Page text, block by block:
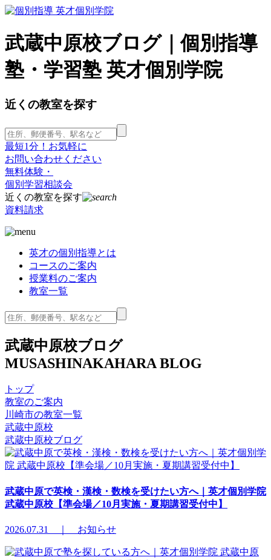
武蔵中原校ブログ｜個別指導
塾・学習塾 英才個別学院
近くの教室を探す
最短1分！お気軽に
お問い合わせください
無料体験・
個別学習相談会
近くの教室を探す
資料請求
英才の個別指導とは
コースのご案内
授業料のご案内
教室一覧
武蔵中原校ブログ
MUSASHINAKAHARA BLOG
トップ
教室のご案内
川崎市の教室一覧
武蔵中原校
武蔵中原校ブログ
武蔵中原で英検・漢検・数検を受けたい方へ｜英才個別学院
武蔵中原校【準会場／10月実施・夏期講習受付中】
2026.07.31 ｜ お知らせ